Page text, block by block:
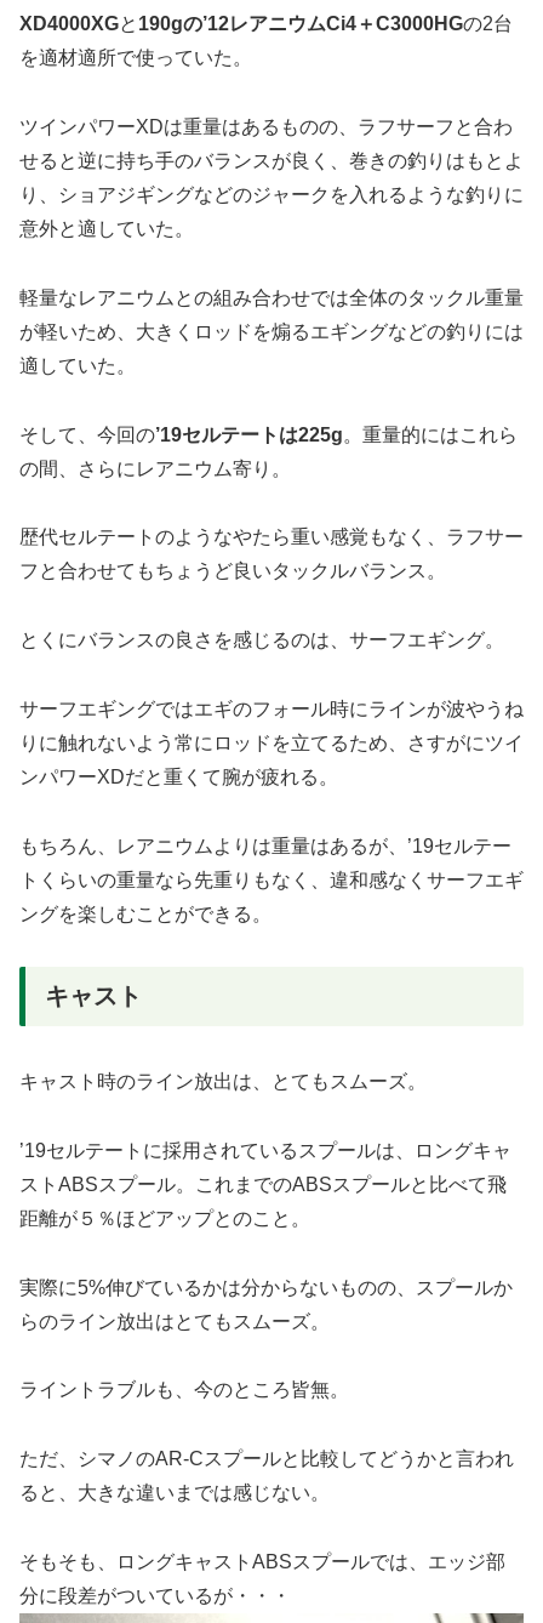
XD4000XGと 190gの’12レアニウムCi4＋C3000HGの2台
を適材適所で使っていた。
ツインパワーXDは重量はあるものの、ラフサーフと合わ
せると逆に持ち手のバランスが良く、巻きの釣りはもとよ
り、ショアジギングなどのジャークを入れるような釣りに
意外と適していた。
軽量なレアニウムとの組み合わせでは全体のタックル重量
が軽いため、大きくロッドを煽るエギングなどの釣りには
適していた。
そして、今回の’19セルテートは225g。重量的にはこれら
の間、さらにレアニウム寄り。
歴代セルテートのようなやたら重い感覚もなく、ラフサー
フと合わせてもちょうど良いタックルバランス。
とくにバランスの良さを感じるのは、サーフエギング。
サーフエギングではエギのフォール時にラインが波やうね
りに触れないよう常にロッドを立てるため、さすがにツイ
ンパワーXDだと重くて腕が疲れる。
もちろん、レアニウムよりは重量はあるが、’19セルテー
トくらいの重量なら先重りもなく、違和感なくサーフエギ
ングを楽しむことができる。
キャスト
キャスト時のライン放出は、とてもスムーズ。
’19セルテートに採用されているスプールは、ロングキャ
ストABSスプール。これまでのABSスプールと比べて飛
距離が５％ほどアップとのこと。
実際に5%伸びているかは分からないものの、スプールか
らのライン放出はとてもスムーズ。
ライントラブルも、今のところ皆無。
ただ、シマノのAR-Cスプールと比較してどうかと言われ
ると、大きな違いまでは感じない。
そもそも、ロングキャストABSスプールでは、エッジ部
分に段差がついているが・・・